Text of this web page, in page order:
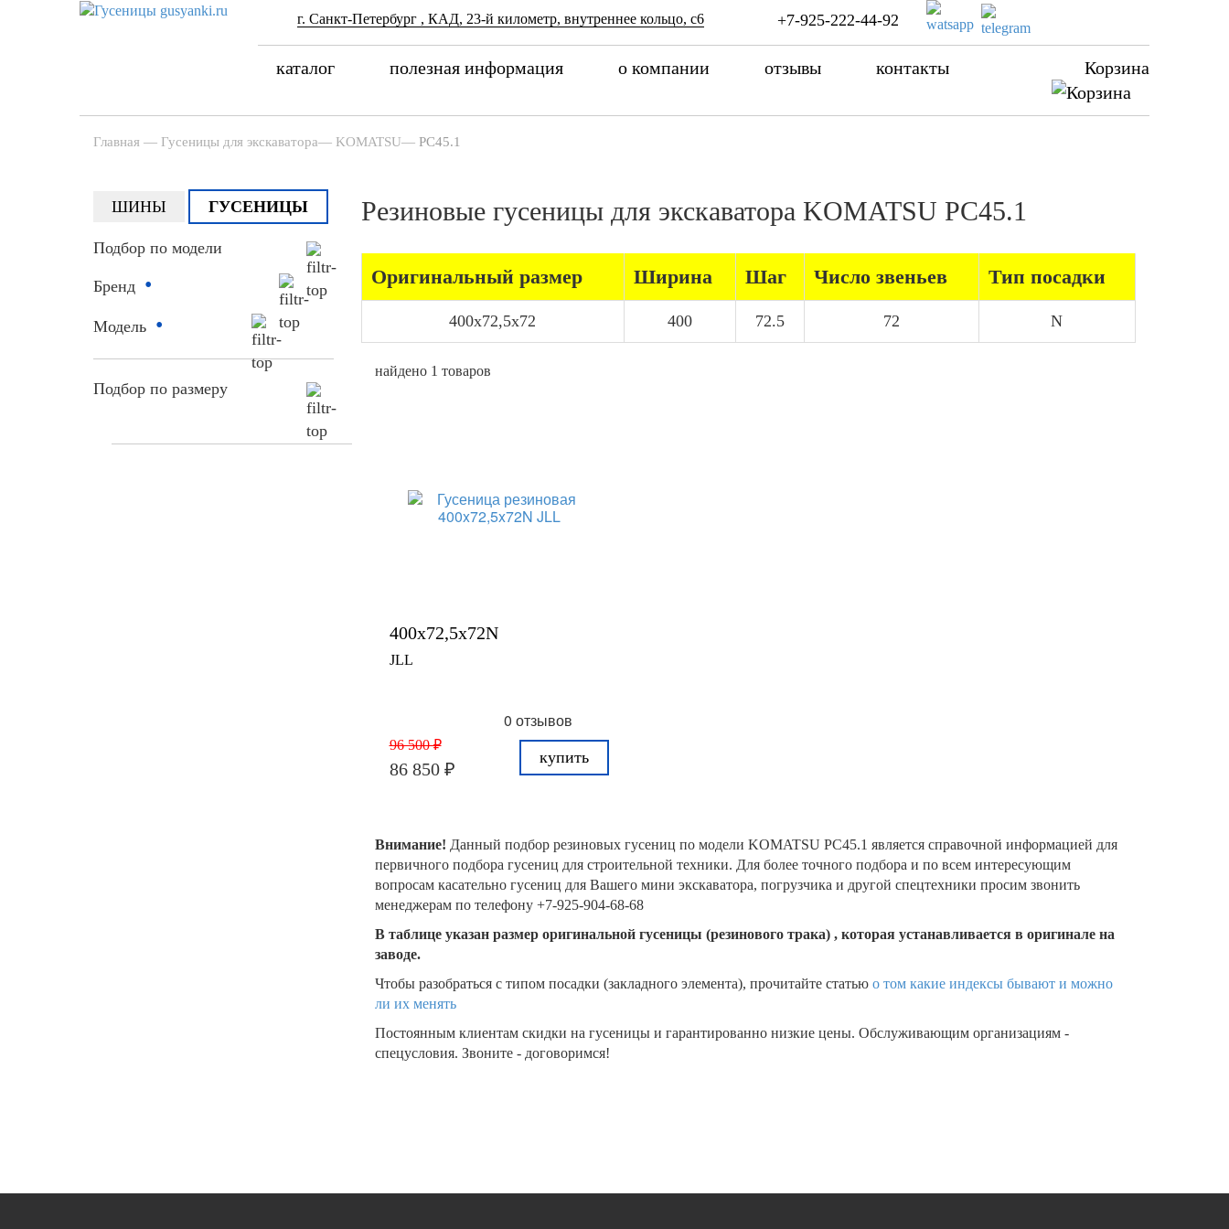
г. Санкт-Петербург , КАД, 23-й километр, внутреннее кольцо, с6 +7-925-222-44-92
каталог полезная информация о компании отзывы контакты Корзина
Главная — Гусеницы для экскаватора— KOMATSU— PC45.1
ШИНЫ ГУСЕНИЦЫ
Подбор по модели
Бренд •
Модель •
Подбор по размеру
Резиновые гусеницы для экскаватора KOMATSU PC45.1
Оригинальный размер Ширина Шаг Число звеньев Тип посадки
400x72,5x72 400 72.5 72 N
найдено 1 товаров
400x72,5x72N
JLL
0 отзывов
96 500 ₽
86 850 ₽
купить
Внимание! Данный подбор резиновых гусениц по модели KOMATSU PC45.1 является справочной информацией для
первичного подбора гусениц для строительной техники. Для более точного подбора и по всем интересующим
вопросам касательно гусениц для Вашего мини экскаватора, погрузчика и другой спецтехники просим звонить
менеджерам по телефону +7-925-904-68-68
В таблице указан размер оригинальной гусеницы (резинового трака) , которая устанавливается в оригинале на
заводе.
Чтобы разобраться с типом посадки (закладного элемента), прочитайте статью о том какие индексы бывают и можно
ли их менять
Постоянным клиентам скидки на гусеницы и гарантированно низкие цены. Обслуживающим организациям -
спецусловия. Звоните - договоримся!